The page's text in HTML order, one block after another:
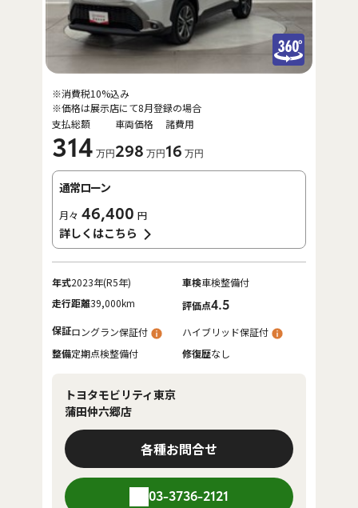
支払総額
314 万円
車両価格
298 万円
諸費用
16 万円
※消費税10%込み
※価格は展示店にて8月登録の場合
通常ローン
月々 46,400 円
詳しくはこちら
年式2023年(R5年) 車検車検整備付
走行距離39,000km 評価点4.5
保証ロングラン保証付
ハイブリッド保証付
整備定期点検整備付 修復歴なし
トヨタモビリティ東京
蒲田仲六郷店
各種お問合せ
03-3736-2121